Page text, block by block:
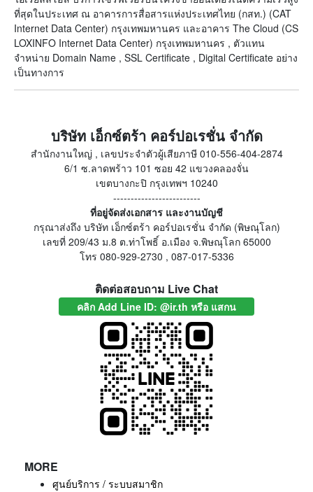
ที่สุดในประเทศ ณ อาคารการสื่อสารแห่งประเทศไทย (กสท.) (CAT
Internet Data Center) กรุงเทพมหานคร และอาคาร The Cloud (CS
LOXINFO Internet Data Center) กรุงเทพมหานคร , ตัวแทน
จำหน่าย Domain Name , SSL Certificate , Digital Certificate อย่าง
เป็นทางการ
บริษัท เอ็กซ์ตร้า คอร์ปอเรชั่น จำกัด
สำนักงานใหญ่ , เลขประจำตัวผู้เสียภาษี 010-556-404-2874
6/1 ซ.ลาดพร้าว 101 ซอย 42 แขวงคลองจั่น
เขตบางกะปิ กรุงเทพฯ 10240
-------------------------
ที่อยู่จัดส่งเอกสาร และงานบัญชี
กรุณาส่งถึง บริษัท เอ็กซ์ตร้า คอร์ปอเรชั่น จำกัด (พิษณุโลก)
เลขที่ 209/43 ม.8 ต.ท่าโพธิ์ อ.เมือง จ.พิษณุโลก 65000
โทร 080-929-2730 , 087-017-5336
ติดต่อสอบถาม Live Chat
คลิก Add Line ID: @ir.th หรือ แสกน
MORE
ศูนย์บริการ / ระบบสมาชิก